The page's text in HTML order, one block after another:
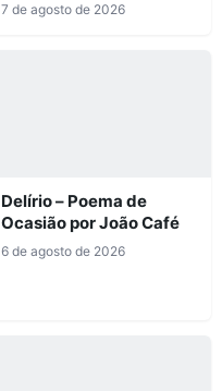
7 de agosto de 2026
Delírio – Poema de
Ocasião por João Café
6 de agosto de 2026